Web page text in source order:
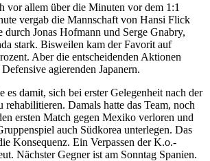
vor allem über die Minuten vor dem 1:1
vergab die Mannschaft von Hansi Flick
durch Jonas Hofmann und Serge Gnabry,
stark. Bisweilen kam der Favorit auf
Aber die entscheidenden Aktionen
agierenden Japanern.
es damit, sich bei erster Gelegenheit nach der
rehabilitieren. Damals hatte das Team, noch
ersten Match gegen Mexiko verloren und
auch Südkorea unterlegen. Das
Konsequenz. Ein Verpassen der K.o.-
Nächster Gegner ist am Sonntag Spanien.